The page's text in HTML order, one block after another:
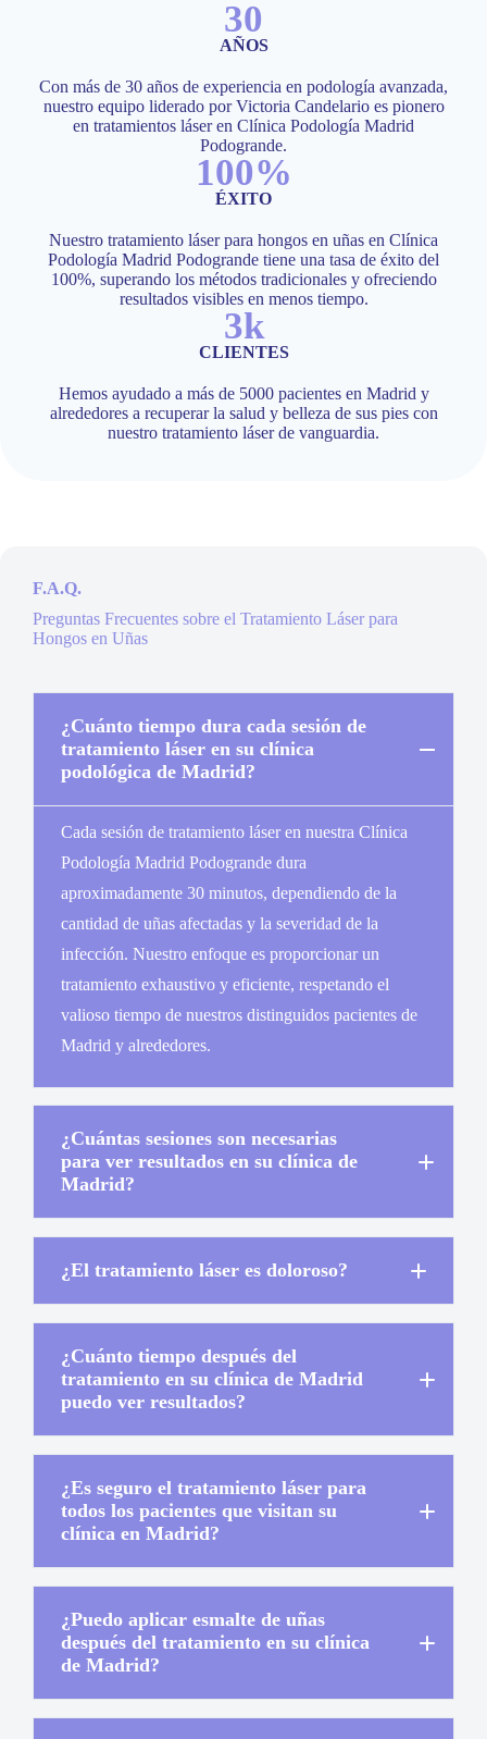
30
AÑOS
Con más de 30 años de experiencia en podología avanzada,
nuestro equipo liderado por Victoria Candelario es pionero
en tratamientos láser en Clínica Podología Madrid
Podogrande.
100%
ÉXITO
Nuestro tratamiento láser para hongos en uñas en Clínica
Podología Madrid Podogrande tiene una tasa de éxito del
100%, superando los métodos tradicionales y ofreciendo
resultados visibles en menos tiempo.
4k
CLIENTES
Hemos ayudado a más de 5000 pacientes en Madrid y
alrededores a recuperar la salud y belleza de sus pies con
nuestro tratamiento láser de vanguardia.
F.A.Q.
Preguntas Frecuentes sobre el Tratamiento Láser para
Hongos en Uñas
¿Cuánto tiempo dura cada sesión de
tratamiento láser en su clínica
podológica de Madrid?
Cada sesión de tratamiento láser en nuestra Clínica
Podología Madrid Podogrande dura
aproximadamente 30 minutos, dependiendo de la
cantidad de uñas afectadas y la severidad de la
infección. Nuestro enfoque es proporcionar un
tratamiento exhaustivo y eficiente, respetando el
valioso tiempo de nuestros distinguidos pacientes de
Madrid y alrededores.
¿Cuántas sesiones son necesarias
para ver resultados en su clínica de
Madrid?
¿El tratamiento láser es doloroso?
¿Cuánto tiempo después del
tratamiento en su clínica de Madrid
puedo ver resultados?
¿Es seguro el tratamiento láser para
todos los pacientes que visitan su
clínica en Madrid?
¿Puedo aplicar esmalte de uñas
después del tratamiento en su clínica
de Madrid?